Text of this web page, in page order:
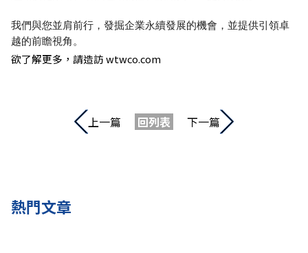
我們與您並肩前行，發掘企業永續發展的機會，並提供引領卓
越的前瞻視角。
欲了解更多，請造訪wtwco.com
上一篇 回列表 下一篇
熱門文章